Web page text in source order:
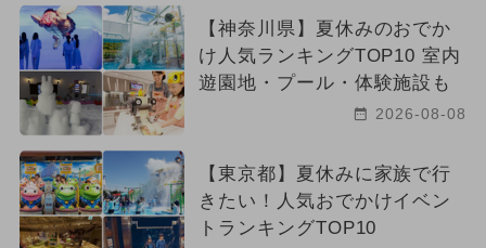
【神奈川県】夏休みのおでか
け人気ランキングTOP10 室内
遊園地・プール・体験施設も
2026-08-08
【東京都】夏休みに家族で行
きたい！人気おでかけイベン
トランキングTOP10